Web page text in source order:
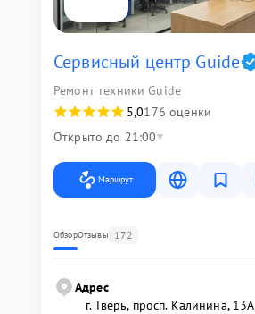
Сервисный центр Guide
Ремонт техники Guide
5,0176 оценки
Открыто до 21:00
Маршрут
ОбзорОтзывы 172
Адрес
г. Тверь, просп. Калинина, 13А